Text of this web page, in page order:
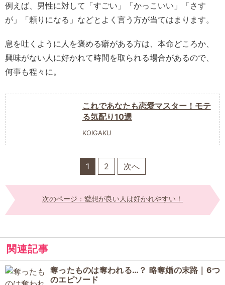
例えば、男性に対して「すごい」「かっこいい」「さす
が」「頼りになる」などとよく言う方が当てはまります。
息を吐くように人を褒める癖がある方は、本命どころか、
興味がない人に好かれて時間を取られる場合があるので、
何事も程々に。
これであなたも恋愛マスター！モテ
る気配り10選
KOIGAKU
1 2 次へ
次のページ：愛想が良い人は好かれやすい！
関連記事
奪ったものは奪われる…？ 略奪婚の末路｜6つ
のエピソード